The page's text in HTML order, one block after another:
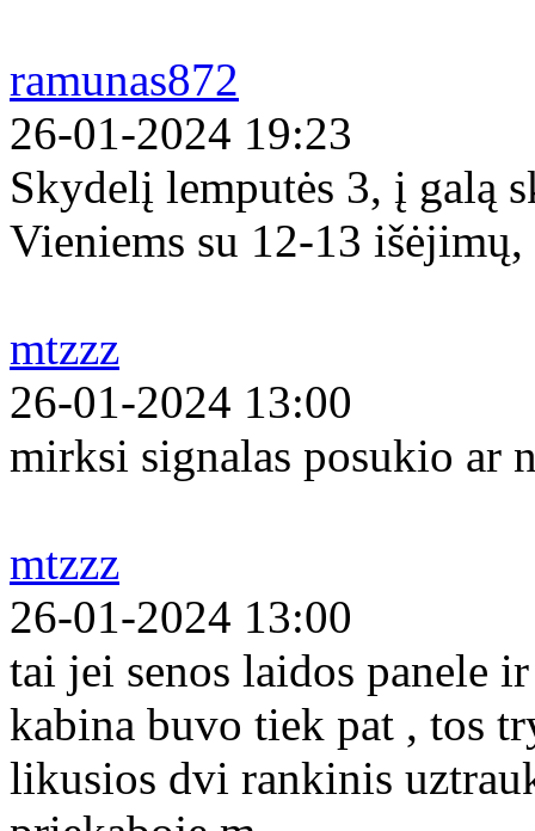
ramunas872
26-01-2024 19:23
Skydelį lemputės 3, į galą
Vieniems su 12-13 išėjimų,
mtzzz
26-01-2024 13:00
mirksi signalas posukio ar
mtzzz
26-01-2024 13:00
tai jei senos laidos panele
kabina buvo tiek pat , tos
likusios dvi rankinis